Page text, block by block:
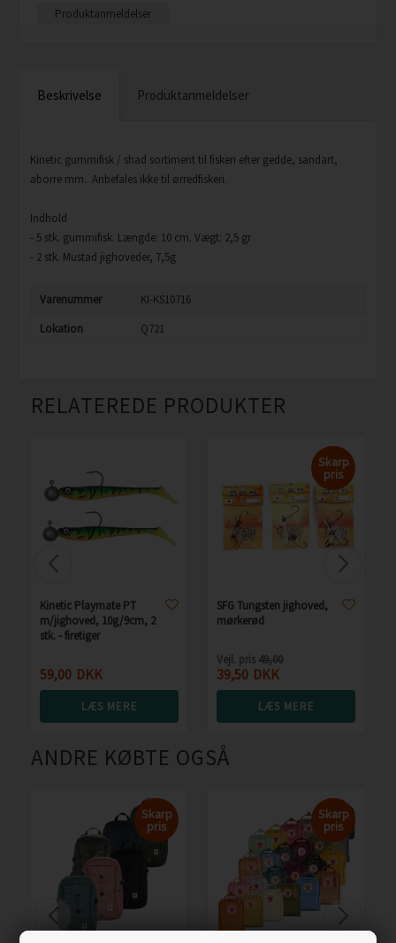
Produktanmeldelser
Beskrivelse Produktanmeldelser
Kinetic gummifisk / shad sortiment til fiskeri efter gedde, sandart,
aborre mm. Anbefales ikke til ørredfiskeri.
Indhold
- 5 stk. gummifisk. Længde: 10 cm. Vægt: 2,5 gr
- 2 stk. Mustad jighoveder, 7,5g
Varenummer
KI-KS10716
Lokation
Q721
RELATEREDE PRODUKTER
Kinetic Playmate PT
m/jighoved, 10g/9cm, 2
stk. - firetiger
59,00 DKK
LÆS MERE
Skarp
pris
SFG Tungsten jighoved,
mørkerød
Vejl. pris 49,00
39,50 DKK
LÆS MERE
ANDRE KØBTE OGSÅ
Skarp
pris
Skarp
pris